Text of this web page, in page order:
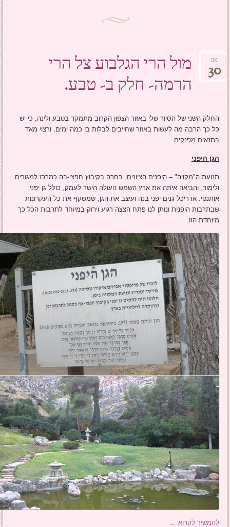
מול הרי הגלבוע צל הרי
הרמה- חלק ב- טבע.
נוב
30
החלק השני של הסיור שלי באזור הצפון הקרוב מתמקד בטבע ולינה, כי יש
כל כך הרבה מה לעשות באזור שחייבים לבלות בו כמה ימים, ורצוי מאד
בתנאים מפנקים….
הגן היפני
תנועת ה"מקויה" – היפנים הציונים, בחרה בקיבוץ חפצי-בה כמרכז למגורים
ולימוד, והביאה איתה את ארץ השמש העולה הישר לעמק, כולל גן יפני
אותנטי. אדריכל גנים יפני בנה ועיצב את הגן, שמשקף את כל העקרונות
שבתרבות היפנית ונותן לנו פתח הצצה רגוע וירוק במיוחד לתרבות הכל כך
מיוחדת הזו.
להמשיך לקרוא ←